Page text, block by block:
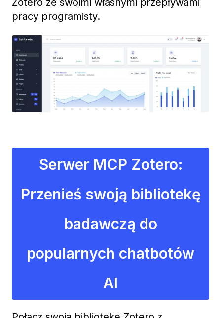
Zotero ze swoimi własnymi przepływami
pracy programisty.
Serwer MCP Zotero:
Przenieś swoją bibliotekę
badawczą do
popularnych chatbotów
AI